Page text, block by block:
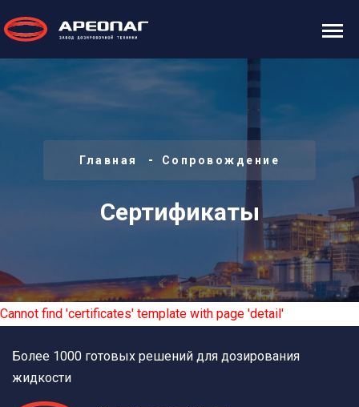
Главная Сопровождение
Сертификаты
Cannot find 'certificates' template with page 'detail'
Более 1000 готовых решений для дозирования
жидкости